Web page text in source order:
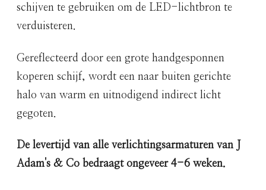
schijven te gebruiken om de LED-lichtbron te
verduisteren.
Gereflecteerd door een grote handgesponnen
koperen schijf, wordt een naar buiten gerichte
halo van warm en uitnodigend indirect licht
gegoten.
De levertijd van alle verlichtingsarmaturen van J
Adam's & Co bedraagt​​ongeveer 4-6 weken.